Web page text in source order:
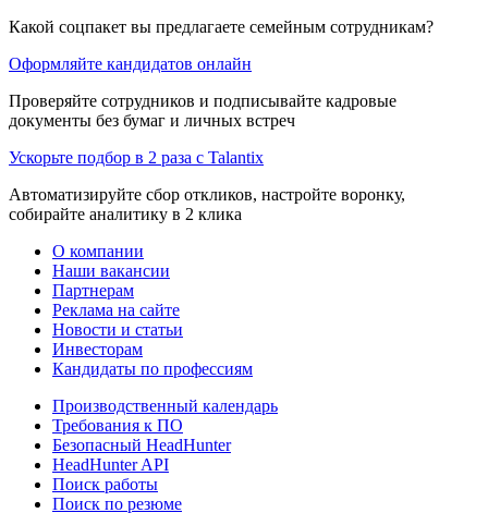
Какой соцпакет вы предлагаете семейным сотрудникам?
Оформляйте кандидатов онлайн
Проверяйте сотрудников и подписывайте кадровые
документы без бумаг и личных встреч
Ускорьте подбор в 2 раза с Talantix
Автоматизируйте сбор откликов, настройте воронку,
собирайте аналитику в 2 клика
О компании
Наши вакансии
Партнерам
Реклама на сайте
Новости и статьи
Инвесторам
Кандидаты по профессиям
Производственный календарь
Требования к ПО
Безопасный HeadHunter
HeadHunter API
Поиск работы
Поиск по резюме